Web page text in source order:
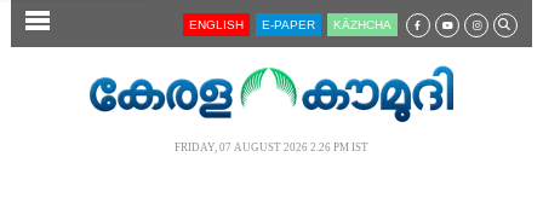
SECTIONS ENGLISH E-PAPER KĀZHCHA
FRIDAY, 07 AUGUST 2026 2.26 PM IST